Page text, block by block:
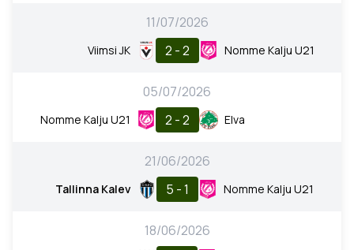
11/07/2026
Viimsi JK 2 - 2 Nomme Kalju U21
05/07/2026
Nomme Kalju U21 2 - 2 Elva
21/06/2026
Tallinna Kalev 5 - 1 Nomme Kalju U21
18/06/2026